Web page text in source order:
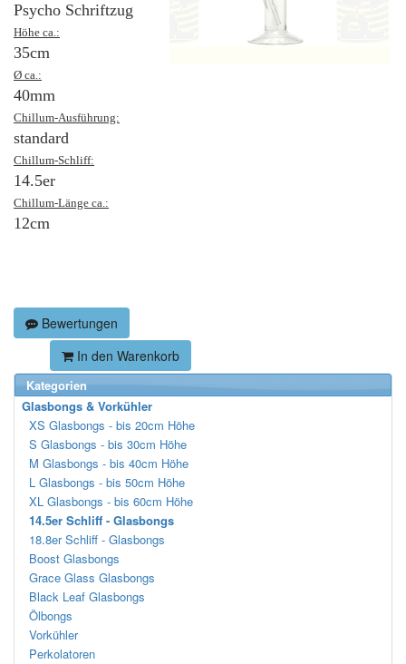
Psycho Schriftzug
Höhe ca.:
35cm
Ø ca.:
40mm
Chillum-Ausführung:
standard
Chillum-Schliff:
14.5er
Chillum-Länge ca.:
12cm
Bewertungen
In den Warenkorb
Kategorien
Glasbongs & Vorkühler
XS Glasbongs - bis 20cm Höhe
S Glasbongs - bis 30cm Höhe
M Glasbongs - bis 40cm Höhe
L Glasbongs - bis 50cm Höhe
XL Glasbongs - bis 60cm Höhe
14.5er Schliff - Glasbongs
18.8er Schliff - Glasbongs
Boost Glasbongs
Grace Glass Glasbongs
Black Leaf Glasbongs
Ölbongs
Vorkühler
Perkolatoren